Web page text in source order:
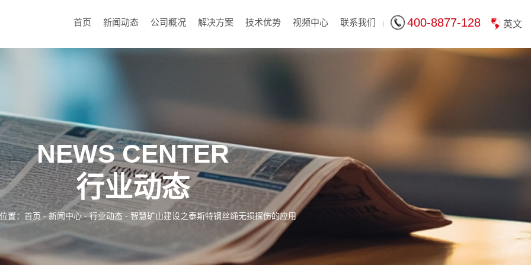
首页 新闻动态 公司概况 解决方案 技术优势 视频中心 联系我们 400-8877-128 英文
NEWS CENTER
行业动态
置： 首页 - 新闻中心-行业动态- 智慧矿山建设之泰斯特钢丝绳无损探伤的应用